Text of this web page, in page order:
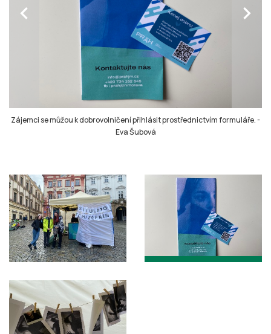
chevron_left chevron_right
Zájemci se můžou k dobrovolničení přihlásit prostřednictvím formuláře.-
Eva Šubová